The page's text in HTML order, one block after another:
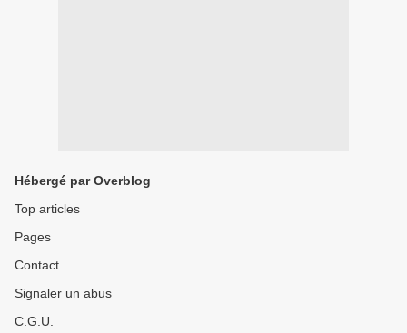
Hébergé par Overblog
Top articles
Pages
Contact
Signaler un abus
C.G.U.